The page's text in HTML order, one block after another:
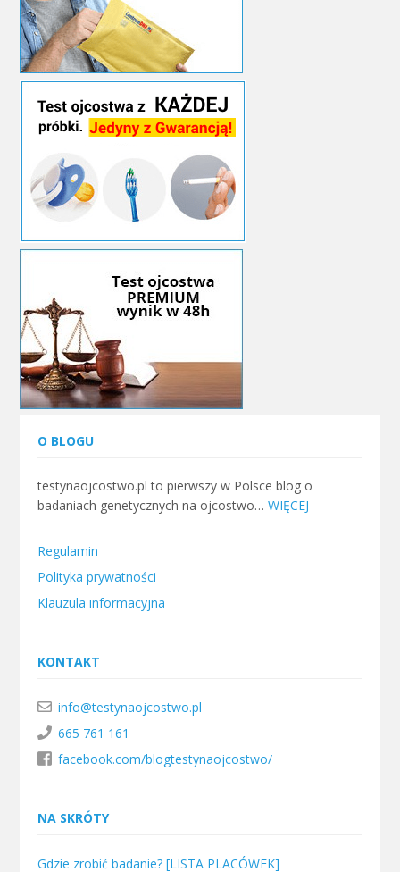
O BLOGU
testynaojcostwo.pl to pierwszy w Polsce blog o
badaniach genetycznych na ojcostwo…WIĘCEJ
Regulamin
Polityka prywatności
Klauzula informacyjna
KONTAKT
info@testynaojcostwo.pl
665 761 161
facebook.com/blogtestynaojcostwo/
NA SKRÓTY
Gdzie zrobić badanie? [LISTA PLACÓWEK]